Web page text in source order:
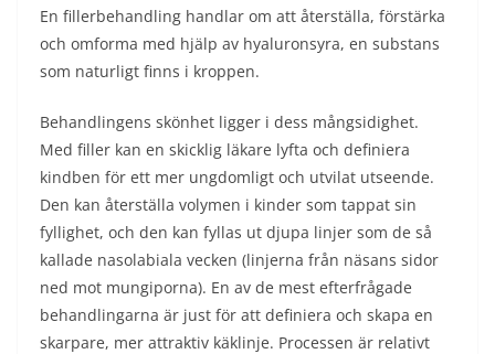
En fillerbehandling handlar om att återställa, förstärka
och omforma med hjälp av hyaluronsyra, en substans
som naturligt finns i kroppen.
Behandlingens skönhet ligger i dess mångsidighet.
Med filler kan en skicklig läkare lyfta och definiera
kindben för ett mer ungdomligt och utvilat utseende.
Den kan återställa volymen i kinder som tappat sin
fyllighet, och den kan fyllas ut djupa linjer som de så
kallade nasolabiala vecken (linjerna från näsans sidor
ned mot mungiporna). En av de mest efterfrågade
behandlingarna är just för att definiera och skapa en
skarpare, mer attraktiv käklinje. Processen är relativt